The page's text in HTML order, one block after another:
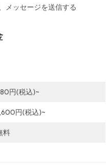
メッセージを送信する
円(税込)~
円(税込)~
料